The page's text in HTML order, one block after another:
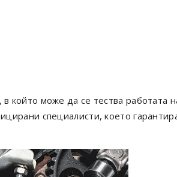
който може да се тества работата
специалисти, което